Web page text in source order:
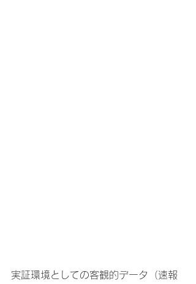
実証環境としての客観的データ（速報